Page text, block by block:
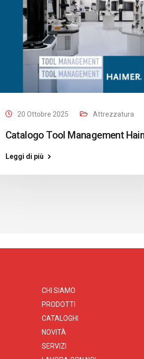
20 Ottobre 2025 Attrezzatura
Catalogo Tool Management
Leggi di più
CHI SIAMO
PRODOTTI
CATALOGHI
NOVITÀ
SERVIZI